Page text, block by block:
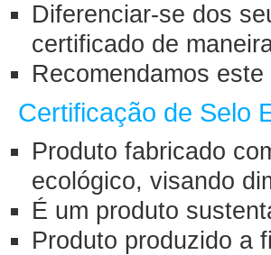
Diferenciar-se dos
certificado de
Recomendamos este
Certificação de Selo
Produto fabricado
ecológico, visando
É um produto
Produto produzido a